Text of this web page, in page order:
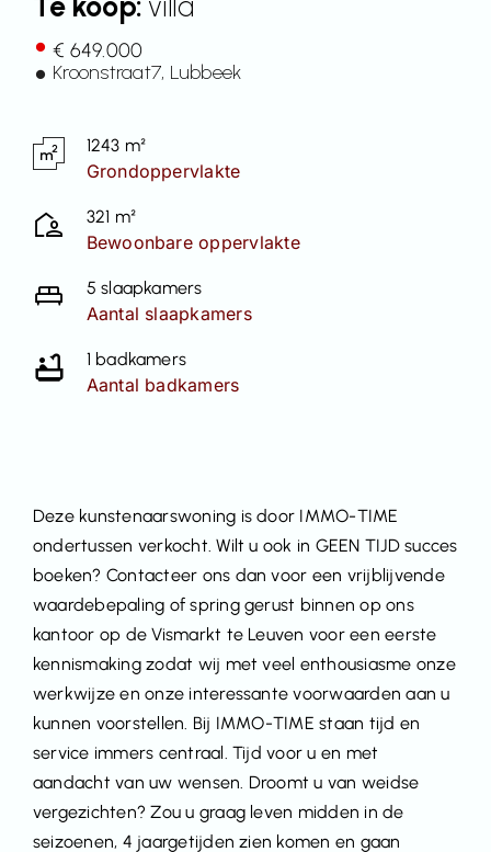
€ 649.000
Kroonstraat7, Lubbeek
1243 m²
Grondoppervlakte
321 m²
Bewoonbare oppervlakte
5 slaapkamers
Aantal slaapkamers
1 badkamers
Aantal badkamers
Deze kunstenaarswoning is door IMMO-TIME
ondertussen verkocht. Wilt u ook in GEEN TIJD succes
boeken? Contacteer ons dan voor een vrijblijvende
waardebepaling of spring gerust binnen op ons
kantoor op de Vismarkt te Leuven voor een eerste
kennismaking zodat wij met veel enthousiasme onze
werkwijze en onze interessante voorwaarden aan u
kunnen voorstellen. Bij IMMO-TIME staan tijd en
service immers centraal. Tijd voor u en met
aandacht van uw wensen. Droomt u van weidse
vergezichten? Zou u graag leven midden in de
seizoenen, 4 jaargetijden zien komen en gaan